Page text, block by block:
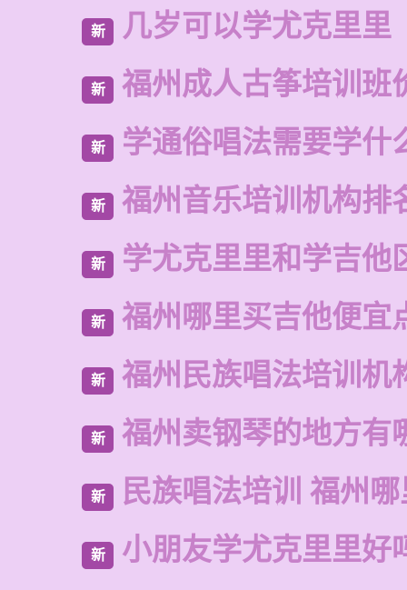
新 几岁可以学尤克里里
新 福州成人古筝培训班
新 学通俗唱法需要学什
新 福州音乐培训机构排
新 学尤克里里和学吉他
新 福州哪里买吉他便宜
新 福州民族唱法培训机
新 福州卖钢琴的地方有
新 民族唱法培训 福州
新 小朋友学尤克里里好